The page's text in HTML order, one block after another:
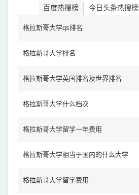
百度热搜榜 今日头条热搜榜
格拉斯哥大学qs排名
格拉斯哥大学排名
格拉斯哥大学英国排名及世界排名
格拉斯哥大学什么档次
格拉斯哥大学留学一年费用
格拉斯哥大学相当于国内的什么大学
格拉斯哥大学留学费用